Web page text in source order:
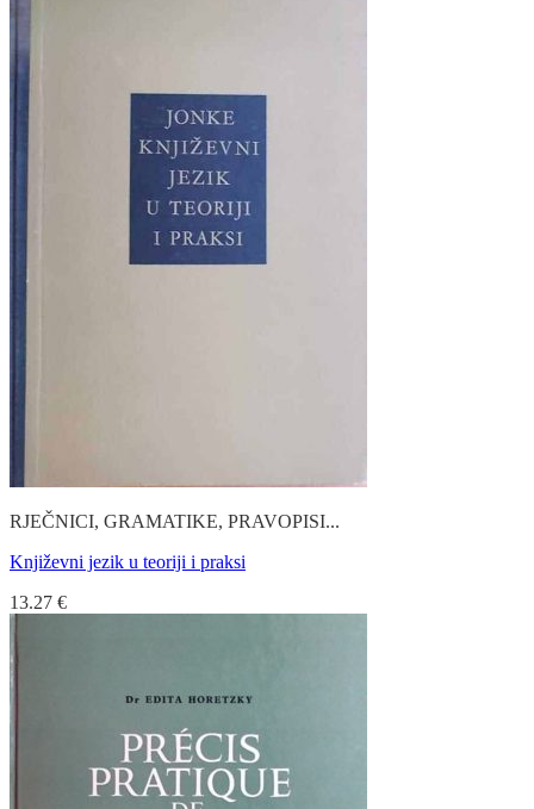
RJEČNICI, GRAMATIKE, PRAVOPISI...
Književni jezik u teoriji i praksi
13.27 €